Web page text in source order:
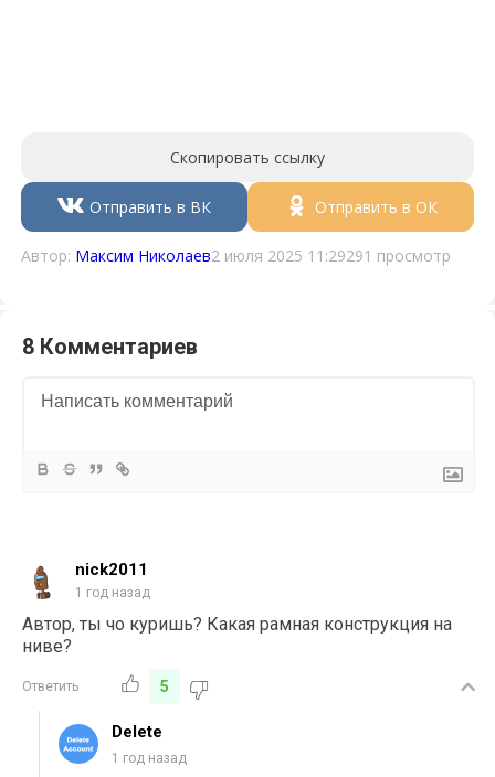
Скопировать ссылку
Отправить в ВК Отправить в ОК
Автор: Максим Николаев2 июля 2025 11:29291 просмотр
8 Комментариев
nick2011
1 год назад
Автор, ты чо куришь? Какая рамная конструкция на
ниве?
Ответить 5
Delete
1 год назад